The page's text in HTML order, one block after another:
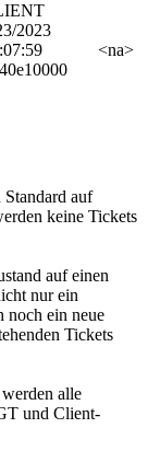
2023
<na>
auf
keine Tickets
auf einen
nur ein
noch ein neue
Tickets
alle
und Client-